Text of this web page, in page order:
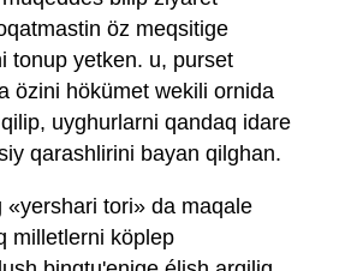
öz meqsitige
tonup yetken. u, purset
özini hökümet wekili ornida
uyghurlarni qandaq idare
qarashlirini bayan qilghan.
«yershari tori» da maqale
milletlerni köplep